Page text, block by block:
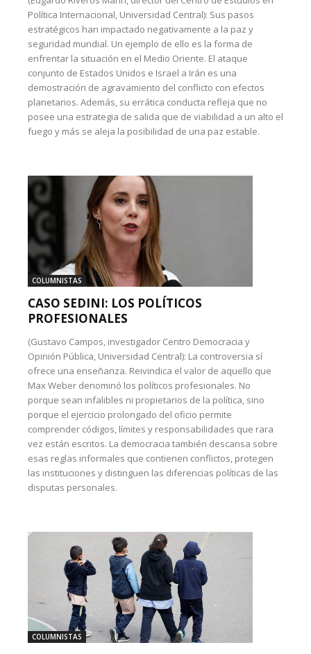
Política Internacional, Universidad Central): Sus pasos
estratégicos han impactado negativamente a la paz y
seguridad mundial. Un ejemplo de ello es la forma de
enfrentar la situación en el Medio Oriente. El ataque
conjunto de Estados Unidos e Israel a Irán es una
demostración de agravamiento del conflicto con efectos
planetarios. Además, su errática conducta refleja que no
posee una estrategia de salida que de viabilidad a un alto el
fuego y más se aleja la posibilidad de una paz estable.
COLUMNISTAS
CASO SEDINI: LOS POLÍTICOS
PROFESIONALES
(Gustavo Campos, investigador Centro Democracia y
Opinión Pública, Universidad Central): La controversia sí
ofrece una enseñanza. Reivindica el valor de aquello que
Max Weber denominó los políticos profesionales. No
porque sean infalibles ni propietarios de la política, sino
porque el ejercicio prolongado del oficio permite
comprender códigos, límites y responsabilidades que rara
vez están escritos. La democracia también descansa sobre
esas reglas informales que contienen conflictos, protegen
las instituciones y distinguen las diferencias políticas de las
disputas personales.
COLUMNISTAS